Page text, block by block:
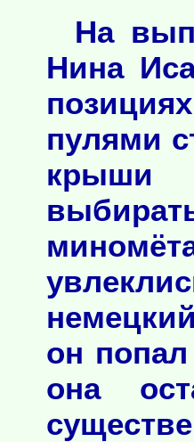
На
Нина
пулями
крыши
он
она